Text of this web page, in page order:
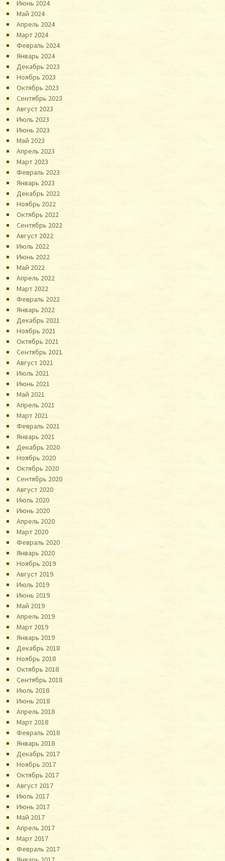
Июнь 2024
Май 2024
Апрель 2024
Март 2024
Февраль 2024
Январь 2024
Декабрь 2023
Ноябрь 2023
Октябрь 2023
Сентябрь 2023
Август 2023
Июль 2023
Июнь 2023
Май 2023
Апрель 2023
Март 2023
Февраль 2023
Январь 2023
Декабрь 2022
Ноябрь 2022
Октябрь 2022
Сентябрь 2022
Август 2022
Июль 2022
Июнь 2022
Май 2022
Апрель 2022
Март 2022
Февраль 2022
Январь 2022
Декабрь 2021
Ноябрь 2021
Октябрь 2021
Сентябрь 2021
Август 2021
Июль 2021
Июнь 2021
Май 2021
Апрель 2021
Март 2021
Февраль 2021
Январь 2021
Декабрь 2020
Ноябрь 2020
Октябрь 2020
Сентябрь 2020
Август 2020
Июль 2020
Июнь 2020
Апрель 2020
Март 2020
Февраль 2020
Январь 2020
Ноябрь 2019
Август 2019
Июль 2019
Июнь 2019
Май 2019
Апрель 2019
Март 2019
Январь 2019
Декабрь 2018
Ноябрь 2018
Октябрь 2018
Сентябрь 2018
Июль 2018
Июнь 2018
Апрель 2018
Март 2018
Февраль 2018
Январь 2018
Декабрь 2017
Ноябрь 2017
Октябрь 2017
Август 2017
Июль 2017
Июнь 2017
Май 2017
Апрель 2017
Март 2017
Февраль 2017